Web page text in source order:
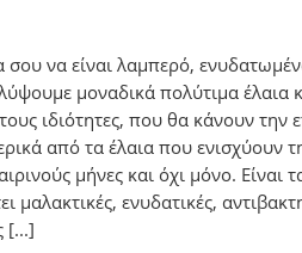
σου να είναι λαμπερό,
μοναδικά πολύτιμα έλαια
τους ιδιότητες, που θα κάνουν την
από τα έλαια που ενισχύουν
μήνες και όχι μόνο. Είναι
μαλακτικές, ενυδατικές,
[...]